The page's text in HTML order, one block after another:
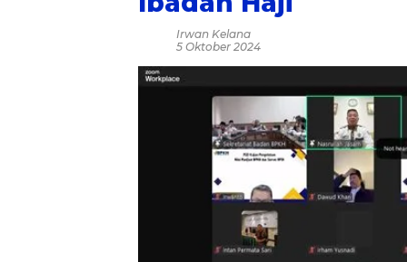
Irwan Kelana
5 Oktober 2024